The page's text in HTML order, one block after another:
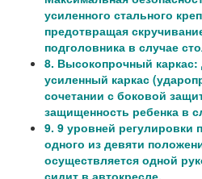
усиленного стального
предотвращая
подголовника в случае
8. Высокопрочный каркас:
усиленный каркас
сочетании с боковой
защищенность ребенка в
9. 9 уровней регулировки
одного из девяти
осуществляется одной
сидит в автокресле.